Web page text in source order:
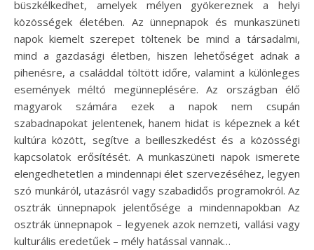
büszkélkedhet, amelyek mélyen gyökereznek a helyi
közösségek életében. Az ünnepnapok és munkaszüneti
napok kiemelt szerepet töltenek be mind a társadalmi,
mind a gazdasági életben, hiszen lehetőséget adnak a
pihenésre, a családdal töltött időre, valamint a különleges
események méltó megünneplésére. Az országban élő
magyarok számára ezek a napok nem csupán
szabadnapokat jelentenek, hanem hidat is képeznek a két
kultúra között, segítve a beilleszkedést és a közösségi
kapcsolatok erősítését. A munkaszüneti napok ismerete
elengedhetetlen a mindennapi élet szervezéséhez, legyen
szó munkáról, utazásról vagy szabadidős programokról. Az
osztrák ünnepnapok jelentősége a mindennapokban Az
osztrák ünnepnapok – legyenek azok nemzeti, vallási vagy
kulturális eredetűek – mély hatással vannak…